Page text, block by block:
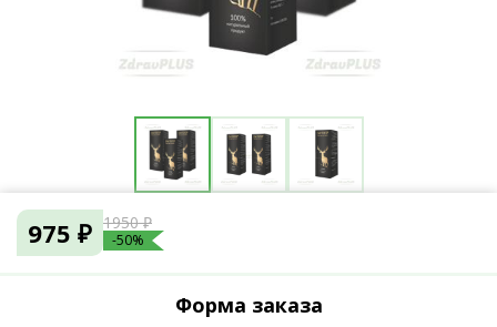
975 ₽ 1950 ₽
-50%
Форма заказа